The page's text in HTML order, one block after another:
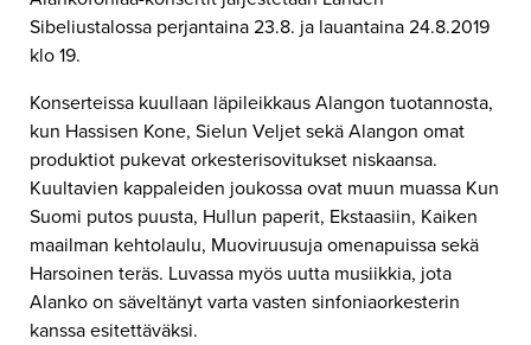
Sibeliustalossa perjantaina 23.8. ja lauantaina 24.8.2019
klo 19.
Konserteissa kuullaan läpileikkaus Alangon tuotannosta,
kun Hassisen Kone, Sielun Veljet sekä Alangon omat
produktiot pukevat orkesterisovitukset niskaansa.
Kuultavien kappaleiden joukossa ovat muun muassa Kun
Suomi putos puusta, Hullun paperit, Ekstaasiin, Kaiken
maailman kehtolaulu, Muoviruusuja omenapuissa sekä
Harsoinen teräs. Luvassa myös uutta musiikkia, jota
Alanko on säveltänyt varta vasten sinfoniaorkesterin
kanssa esitettäväksi.